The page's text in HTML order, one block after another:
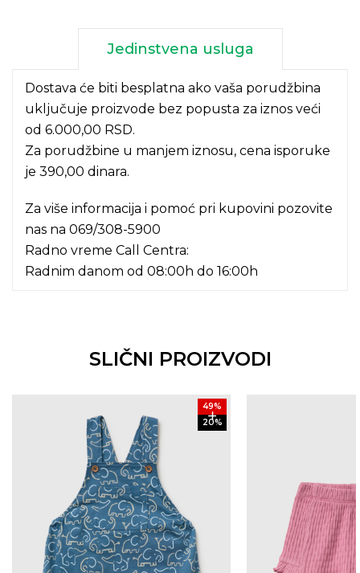
Jedinstvena usluga
Dostava će biti besplatna ako vaša porudžbina
uključuje proizvode bez popusta za iznos veći
od 6.000,00 RSD.
Za porudžbine u manjem iznosu, cena isporuke
je 390,00 dinara.
Za više informacija i pomoć pri kupovini pozovite
nas na 069/308-5900
Radno vreme Call Centra:
Radnim danom od 08:00h do 16:00h
SLIČNI PROIZVODI
49%
20%